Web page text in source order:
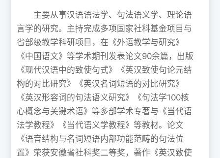
主要从事汉语语法学、句法语义学、理论语
言学的研究。主持完成多项国家社科基金项目与
省部级教学科研项目，在《外语教学与研究》
《中国语文》等学术期刊发表论文90余篇，出版
《现代汉语中的致使句式》《英汉致使句论元结
构的对比研究》《英汉名词短语的对比研究》
《英汉形容词的句法语义研究》《句法学100核
心概念与关键术语》等多部学术专著与《当代语
法学教程》《当代语义学教程》等教材。论文
《语音结构与名词短语内部功能范畴的句法位
置》荣获安徽省社科奖二等奖，著作《英汉致使